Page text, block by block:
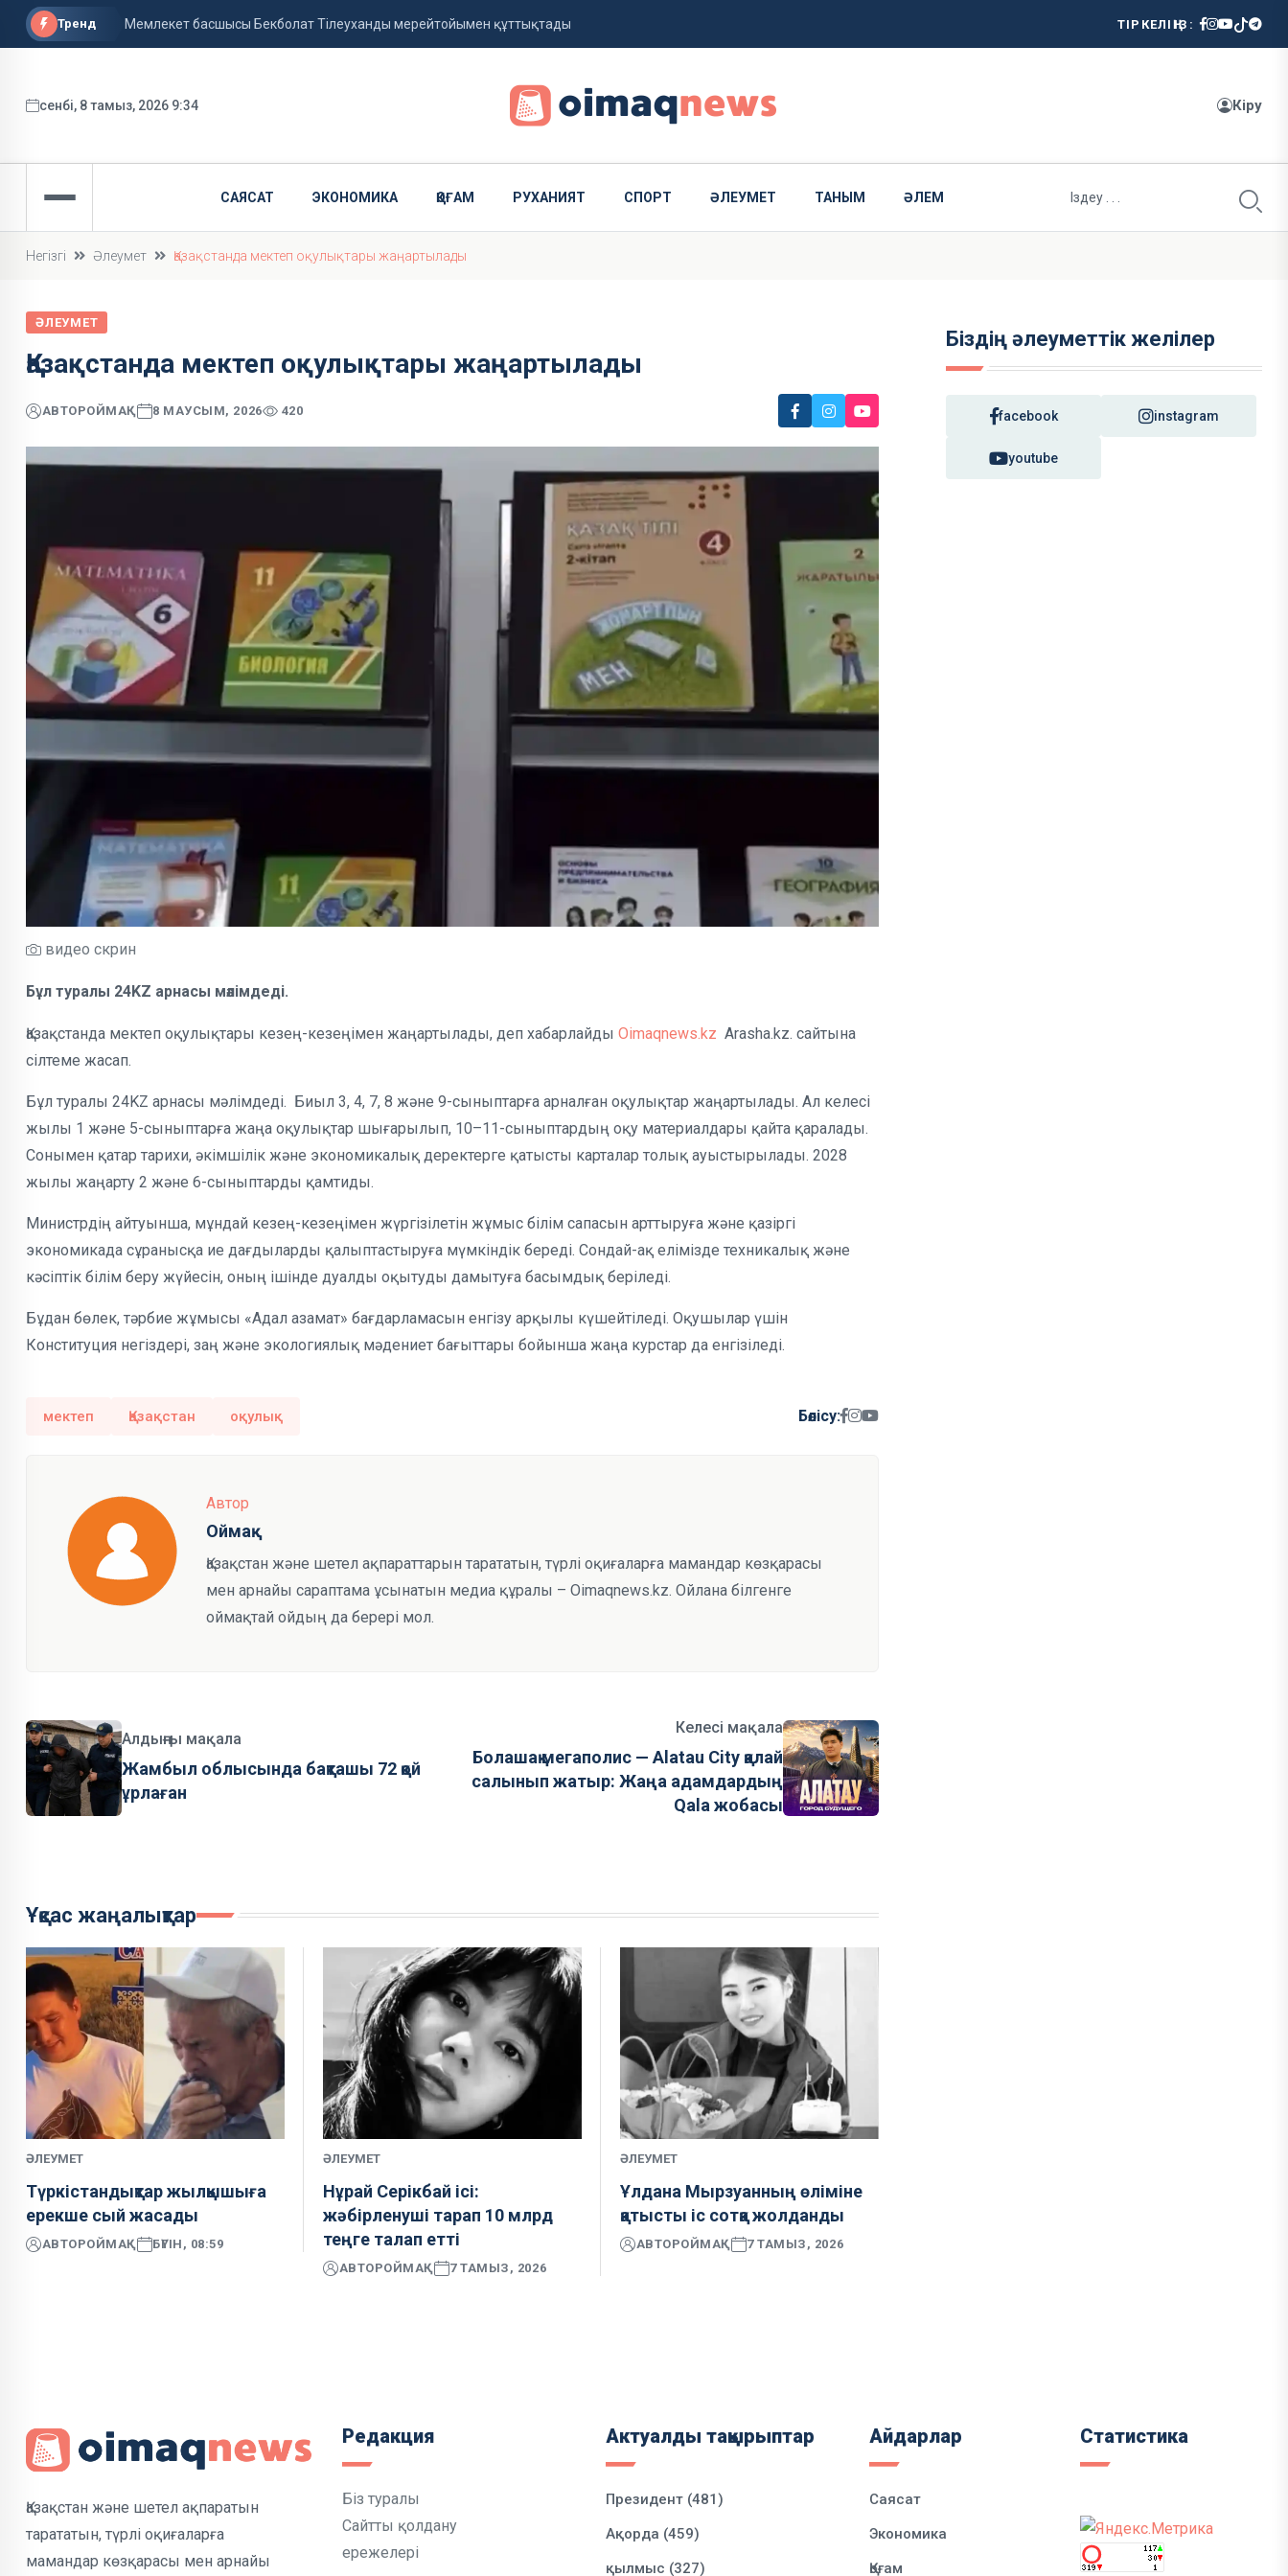
Тренд Мемлекет басшысы Бекболат Тілеуханды мерейтойымен құттықтады
Қазақстанда аптап ыстық сақталады
ТІРКЕЛІҢІЗ:
сенбі, 8 тамыз, 2026 9:34 Кіру
САЯСАТ ЭКОНОМИКА ҚОҒАМ РУХАНИЯТ СПОРТ ӘЛЕУМЕТ ТАНЫМ ӘЛЕМ
Негізгі Әлеумет Қазақстанда мектеп оқулықтары жаңартылады
ӘЛЕУМЕТ
Қазақстанда мектеп оқулықтары жаңартылады
АВТОРОЙМАҚ 8 МАУСЫМ, 2026 420
видео скрин
Бұл туралы 24KZ арнасы мәлімдеді.
Қазақстанда мектеп оқулықтары кезең-кезеңімен жаңартылады, деп хабарлайды Oimaqnews.kz Arasha.kz. сайтына
сілтеме жасап.
Бұл туралы 24KZ арнасы мәлімдеді. Биыл 3, 4, 7, 8 және 9-сыныптарға арналған оқулықтар жаңартылады. Ал келесі
жылы 1 және 5-сыныптарға жаңа оқулықтар шығарылып, 10–11-сыныптардың оқу материалдары қайта қаралады.
Сонымен қатар тарихи, әкімшілік және экономикалық деректерге қатысты карталар толық ауыстырылады. 2028
жылы жаңарту 2 және 6-сыныптарды қамтиды.
Министрдің айтуынша, мұндай кезең-кезеңімен жүргізілетін жұмыс білім сапасын арттыруға және қазіргі
экономикада сұранысқа ие дағдыларды қалыптастыруға мүмкіндік береді. Сондай-ақ елімізде техникалық және
кәсіптік білім беру жүйесін, оның ішінде дуалды оқытуды дамытуға басымдық беріледі.
Бұдан бөлек, тәрбие жұмысы «Адал азамат» бағдарламасын енгізу арқылы күшейтіледі. Оқушылар үшін
Конституция негіздері, заң және экологиялық мәдениет бағыттары бойынша жаңа курстар да енгізіледі.
мектеп Қазақстан оқулық Бөлісу:
Автор
Оймақ
Қазақстан және шетел ақпараттарын тарататын, түрлі оқиғаларға мамандар көзқарасы
мен арнайы сараптама ұсынатын медиа құралы – Oimaqnews.kz. Ойлана білгенге
оймақтай ойдың да берері мол.
Алдыңғы мақала
Жамбыл облысында бақташы 72 қой
ұрлаған
Келесі мақала
Болашақ мегаполис — Alatau City қалай
салынып жатыр: Жаңа адамдардың
Qala жобасы
Ұқсас жаңалықтар
ӘЛЕУМЕТ
Түркістандықтар жылқышыға
ерекше сый жасады
АВТОРОЙМАҚ БҮГІН, 08:59
ӘЛЕУМЕТ
Нұрай Серікбай ісі:
жәбірленуші тарап 10 млрд
теңге талап етті
АВТОРОЙМАҚ 7 ТАМЫЗ, 2026
ӘЛЕУМЕТ
Ұлдана Мырзуанның өліміне
қатысты іс сотқа жолданды
АВТОРОЙМАҚ 7 ТАМЫЗ, 2026
Біздің әлеуметтік желілер
facebook instagram
youtube
Қазақстан және шетел ақпаратын
тарататын, түрлі оқиғаларға
мамандар көзқарасы мен арнайы
Редакция
Біз туралы
Сайтты қолдану
ережелері
Актуалды тақырыптар
Президент (481)
Ақорда (459)
қылмыс (327)
Айдарлар
Саясат
Экономика
Қоғам
Статистика